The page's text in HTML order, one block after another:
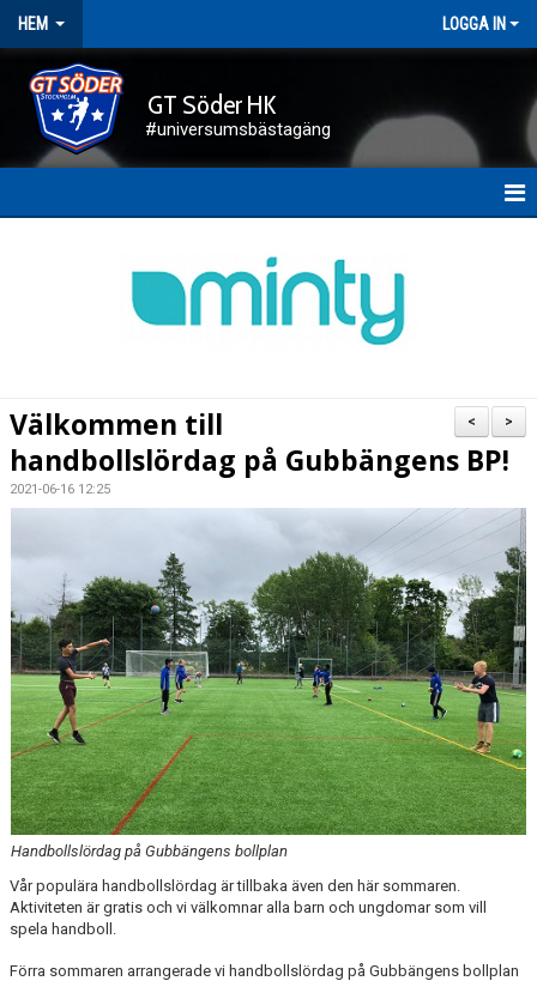
HEM LOGGA IN
GT Söder HK
#universumsbästagäng
KONTAKT
EKEN CUP
>
<
Välkommen till
handbollslördag på Gubbängens BP!
2021-06-16 12:25
Handbollslördag på Gubbängens bollplan
Vår populära handbollslördag är tillbaka även den här sommaren.
Aktiviteten är gratis och vi välkomnar alla barn och ungdomar som vill
spela handboll.
Förra sommaren arrangerade vi handbollslördag på Gubbängens bollplan